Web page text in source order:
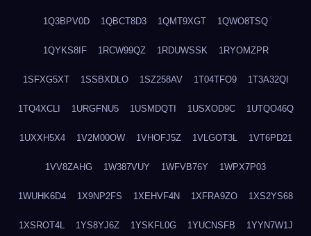
1Q3BPV0D 1QBCT8D3 1QMT9XGT 1QWO8TSQ
1QYKS8IF 1RCW99QZ 1RDUWSSK 1RYOMZPR
1SFXG5XT 1SSBXDLO 1SZ258AV 1T04TFO9 1T3A32QI
1TQ4XCLI 1URGFNU5 1USMDQTI 1USXOD9C 1UTQO46Q
1UXXH5X4 1V2M00OW 1VHOFJ5Z 1VLGOT3L 1VT6PD21
1VV8ZAHG 1W387VUY 1WFVB76Y 1WPX7P03
1WUHK6D4 1X9NP2FS 1XEHVF4N 1XFRA9ZO 1XS2YS68
1XSROT4L 1YS8YJ6Z 1YSKFL0G 1YUCNSFB 1YYN7W1J